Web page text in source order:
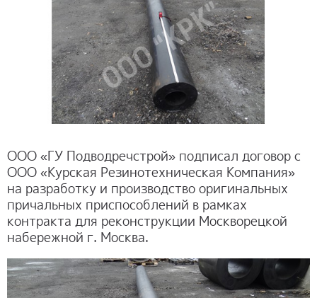
ОТЗЫВЫ
КОНТАКТЫ
ООО «ГУ Подводречстрой» подписал договор с
ООО «Курская Резинотехническая Компания»
на разработку и производство оригинальных
причальных приспособлений в рамках
контракта для реконструкции Москворецкой
набережной г. Москва.